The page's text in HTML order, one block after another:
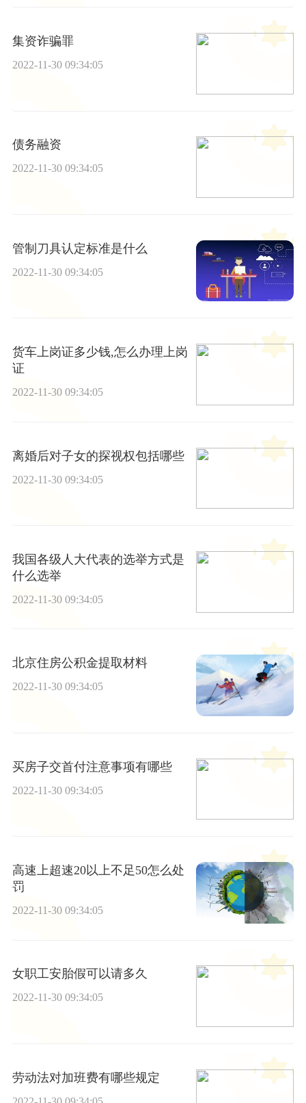
集资诈骗罪
2022-11-30 09:34:05
债务融资
2022-11-30 09:34:05
管制刀具认定标准是什么
2022-11-30 09:34:05
货车上岗证多少钱,怎么办理上岗
证
2022-11-30 09:34:05
离婚后对子女的探视权包括哪些
2022-11-30 09:34:05
我国各级人大代表的选举方式是
什么选举
2022-11-30 09:34:05
北京住房公积金提取材料
2022-11-30 09:34:05
买房子交首付注意事项有哪些
2022-11-30 09:34:05
高速上超速20以上不足50怎么处
罚
2022-11-30 09:34:05
女职工安胎假可以请多久
2022-11-30 09:34:05
劳动法对加班费有哪些规定